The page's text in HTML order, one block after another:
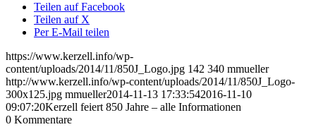
Teilen auf Facebook
Teilen auf X
Per E-Mail teilen
https://www.kerzell.info/wp-
content/uploads/2014/11/850J_Logo.jpg 142 340 mmueller
http://www.kerzell.info/wp-content/uploads/2014/11/850J_Logo-
300x125.jpg mmueller2014-11-13 17:33:542016-11-10
09:07:20Kerzell feiert 850 Jahre – alle Informationen
0 Kommentare